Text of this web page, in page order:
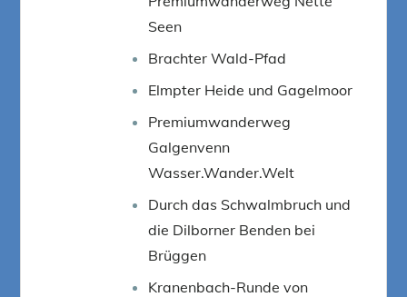
Seen
Brachter Wald-Pfad
Elmpter Heide und Gagelmoor
Premiumwanderweg
Galgenvenn
Wasser.Wander.Welt
Durch das Schwalmbruch und
die Dilborner Benden bei
Brüggen
Kranenbach-Runde von